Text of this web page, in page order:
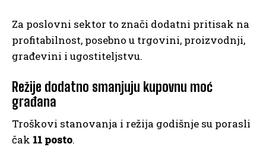
Za poslovni sektor to znači dodatni pritisak na
profitabilnost, posebno u trgovini, proizvodnji,
građevini i ugostiteljstvu.
Režije dodatno smanjuju kupovnu moć
građana
Troškovi stanovanja i režija godišnje su porasli
čak 11 posto.